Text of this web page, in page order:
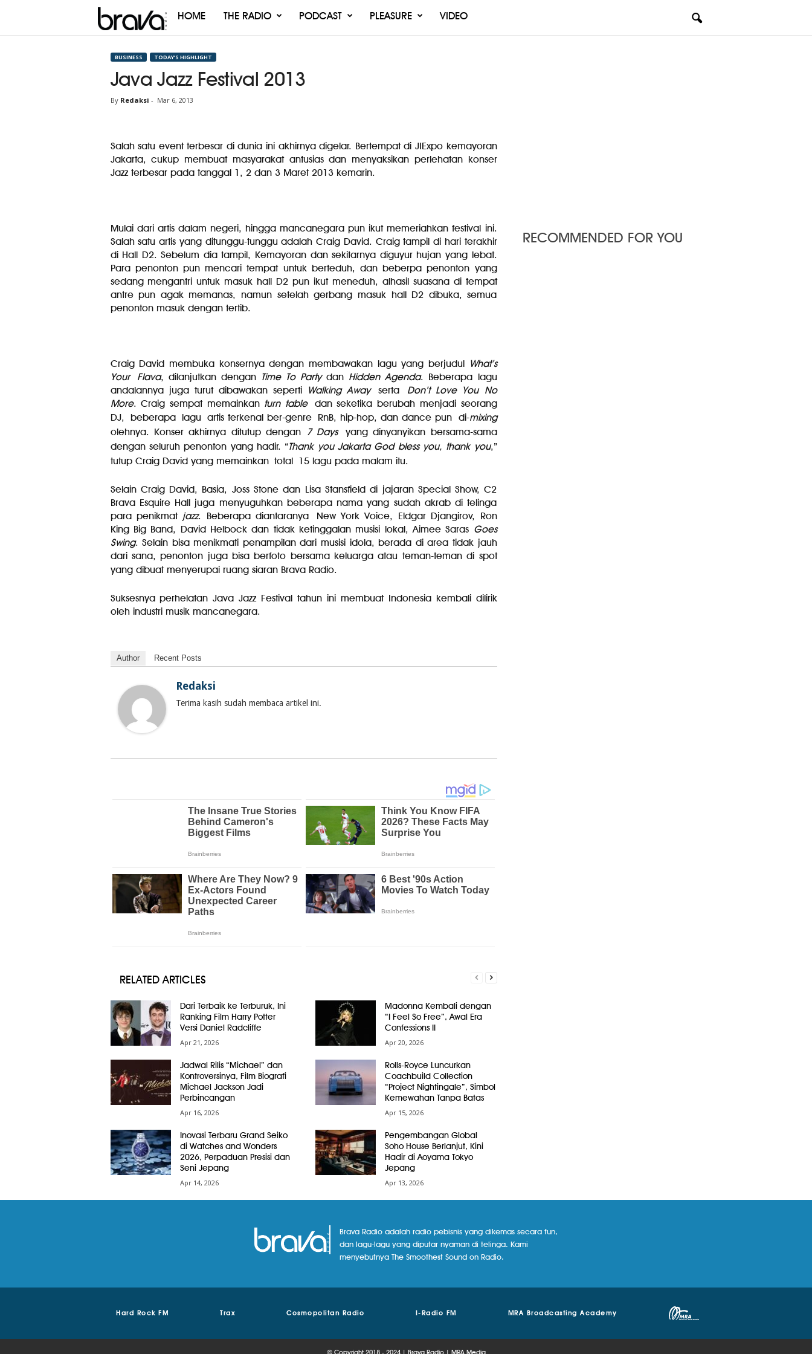
Brava
HOME THE RADIO PODCAST PLEASURE VIDEO
BUSINESS TODAY’S HIGHLIGHT
Java Jazz Festival 2013
By Redaksi - Mar 6, 2013
Salah satu event terbesar di dunia ini akhirnya digelar. Bertempat di JIExpo kemayoran
Jakarta, cukup membuat masyarakat antusias dan menyaksikan perlehatan konser
Jazz terbesar pada tanggal 1, 2 dan 3 Maret 2013 kemarin.
Mulai dari artis dalam negeri, hingga mancanegara pun ikut memeriahkan festival ini.
Salah satu artis yang ditunggu-tunggu adalah Craig David. Craig tampil di hari terakhir
di Hall D2. Sebelum dia tampil, Kemayoran dan sekitarnya diguyur hujan yang lebat.
Para penonton pun mencari tempat untuk berteduh, dan beberpa penonton yang
sedang mengantri untuk masuk hall D2 pun ikut meneduh, alhasil suasana di tempat
antre pun agak memanas, namun setelah gerbang masuk hall D2 dibuka, semua
penonton masuk dengan tertib.
Craig David membuka konsernya dengan membawakan lagu yang berjudul What’s
Your Flava, dilanjutkan dengan Time To Partydan Hidden Agenda. Beberapa lagu
andalannya juga turut dibawakan seperti Walking Awayserta Don’t Love You No
More. Craig sempat memainkan turn tabledan seketika berubah menjadi seorang
DJ, beberapa lagu artis terkenal ber-genre RnB, hip-hop, dan dance pun di-mixing
olehnya. Konser akhirnya ditutup dengan 7 Daysyang dinyanyikan bersama-sama
dengan seluruh penonton yang hadir. “Thank you Jakarta God bless you, thank you,”
tutup Craig David yang memainkan total 15 lagu pada malam itu.
Selain Craig David, Basia, Joss Stone dan Lisa Stansfield di jajaran Special Show, C2
Brava Esquire Hall juga menyuguhkan beberapa nama yang sudah akrab di telinga
para penikmat jazz. Beberapa diantaranya New York Voice, Eldgar Djangirov, Ron
King Big Band, David Helbock dan tidak ketinggalan musisi lokal, Aimee Saras Goes
Swing. Selain bisa menikmati penampilan dari musisi idola, berada di area tidak jauh
dari sana, penonton juga bisa berfoto bersama keluarga atau teman-teman di spot
yang dibuat menyerupai ruang siaran Brava Radio.
Suksesnya perhelatan Java Jazz Festival tahun ini membuat Indonesia kembali dilirik
oleh industri musik mancanegara.
Author Recent Posts
Redaksi
Terima kasih sudah membaca artikel ini.
RELATED ARTICLES
Dari Terbaik ke Terburuk, Ini
Ranking Film Harry Potter
Versi Daniel Radcliffe
Apr 21, 2026
Madonna Kembali dengan
“I Feel So Free”, Awal Era
Confessions II
Apr 20, 2026
Jadwal Rilis “Michael” dan
Kontroversinya, Film Biografi
Michael Jackson Jadi
Perbincangan
Apr 16, 2026
Rolls-Royce Luncurkan
Coachbuild Collection
“Project Nightingale”, Simbol
Kemewahan Tanpa Batas
Apr 15, 2026
Inovasi Terbaru Grand Seiko
di Watches and Wonders
2026, Perpaduan Presisi dan
Seni Jepang
Apr 14, 2026
Pengembangan Global
Soho House Berlanjut, Kini
Hadir di Aoyama Tokyo
Jepang
Apr 13, 2026
RECOMMENDED FOR YOU
Brava Radio adalah radio pebisnis yang dikemas secara fun,
dan lagu-lagu yang diputar nyaman di telinga. Kami
menyebutnya The Smoothest Sound on Radio.
Hard Rock FM Trax Cosmopolitan Radio I-Radio FM MRA Broadcasting Academy
© Copyright 2018 - 2024 | Brava Radio | MRA Media